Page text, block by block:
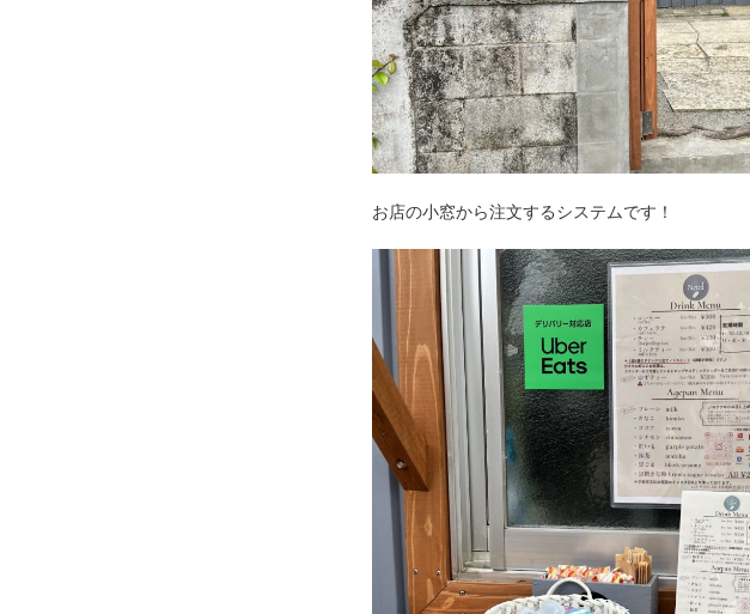
お店の小窓から注文するシステムです！